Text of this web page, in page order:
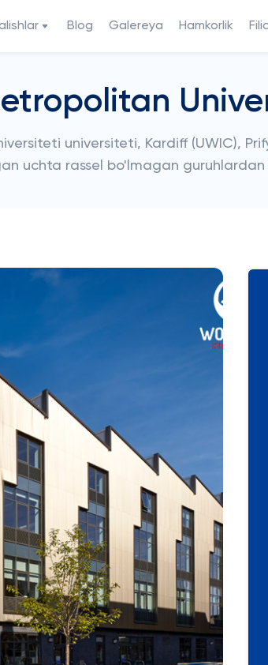
Blog Galereya Hamkorlik
universiteti, Kardiff (UWIC),
uchta rassel bo'lmagan guruhlardan